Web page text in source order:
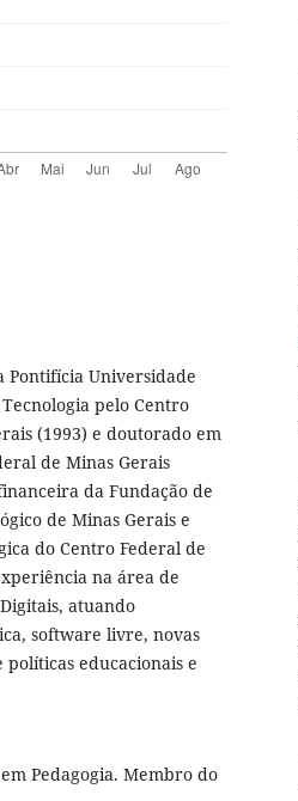
Pontifícia Universidade
pelo Centro
(1993) e doutorado em
de Minas Gerais
da Fundação de
de Minas Gerais e
do Centro Federal de
na área de
atuando
software livre, novas
educacionais e
Pedagogia. Membro do